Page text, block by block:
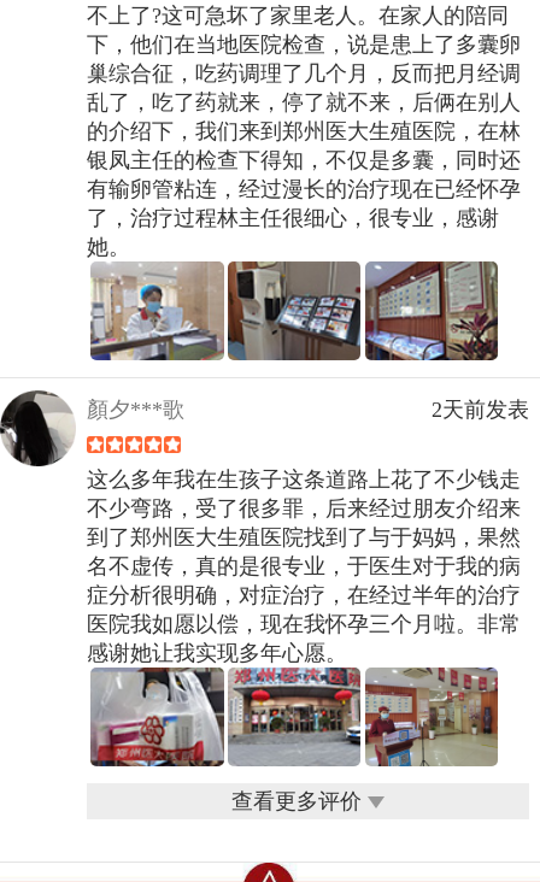
不上了?这可急坏了家里老人。在家人的陪同
下，他们在当地医院检查，说是患上了多囊卵
巢综合征，吃药调理了几个月，反而把月经调
乱了，吃了药就来，停了就不来，后俩在别人
的介绍下，我们来到郑州医大生殖医院，在林
银凤主任的检查下得知，不仅是多囊，同时还
有输卵管粘连，经过漫长的治疗现在已经怀孕
了，治疗过程林主任很细心，很专业，感谢
她。
顏夕***歌 2天前发表
这么多年我在生孩子这条道路上花了不少钱走
不少弯路，受了很多罪，后来经过朋友介绍来
到了郑州医大生殖医院找到了与于妈妈，果然
名不虚传，真的是很专业，于医生对于我的病
症分析很明确，对症治疗，在经过半年的治疗
医院我如愿以偿，现在我怀孕三个月啦。非常
感谢她让我实现多年心愿。
查看更多评价